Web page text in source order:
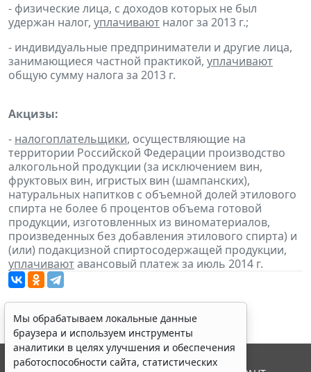
- физические лица, с доходов которых не был
удержан налог, уплачивают налог за 2013 г.;
- индивидуальные предприниматели и другие лица,
занимающиеся частной практикой, уплачивают
общую сумму налога за 2013 г.
Акцизы:
- налогоплательщики, осуществляющие на
территории Российской Федерации производство
алкогольной продукции (за исключением вин,
фруктовых вин, игристых вин (шампанских),
натуральных напитков с объемной долей этилового
спирта не более 6 процентов объема готовой
продукции, изготовленных из виноматериалов,
произведенных без добавления этилового спирта) и
(или) подакцизной спиртосодержащей продукции,
уплачиваютавансовый платеж за июль 2014 г.
Мы обрабатываем локальные данные
браузера и используем инструменты
аналитики в целях улучшения и обеспечения
работоспособности сайта, статистических